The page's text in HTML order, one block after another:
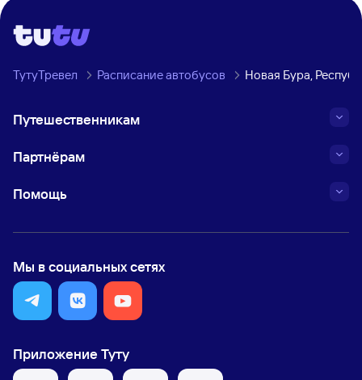
ТутуТревел Расписание автобусов Новая Бура,
Путешественникам
Партнёрам
Помощь
Мы в социальных сетях
Приложение Туту